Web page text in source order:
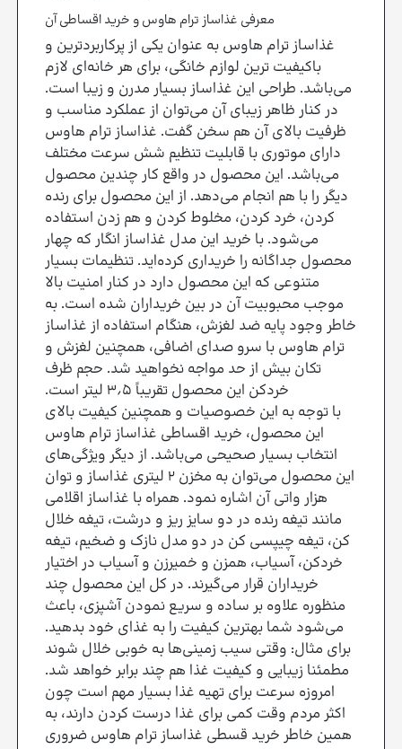
معرفی غذاساز ترام هاوس و خرید اقساطی آن
غذاساز ترام هاوس به عنوان یکی از پرکاربردترین و
باکیفیت ترین لوازم خانگی، برای هر خانه‌ای لازم
می‌باشد. طراحی این غذاساز بسیار مدرن و زیبا است.
در کنار ظاهر زیبای آن می‌توان از عملکرد مناسب و
ظرفیت بالای آن هم سخن گفت. غذاساز ترام هاوس
دارای موتوری با قابلیت تنظیم شش سرعت مختلف
می‌باشد. این محصول در واقع کار چندین محصول
دیگر را با هم انجام می‌دهد. از این محصول برای رنده
کردن، خرد کردن، مخلوط کردن و هم زدن استفاده
می‌شود. با خرید این مدل غذاساز انگار که چهار
محصول جداگانه را خریداری کرده‌اید. تنظیمات بسیار
متنوعی که این محصول دارد در کنار امنیت بالا
موجب محبوبیت آن در بین خریداران شده است. به
خاطر وجود پایه ضد لغزش، هنگام استفاده از غذاساز
ترام هاوس با سرو صدای اضافی، همچنین لغزش و
تکان بیش از حد مواجه نخواهید شد. حجم ظرف
خردکن این محصول تقریباً ۳٫۵ لیتر است.
با توجه به این خصوصیات و همچنین کیفیت بالای
این محصول، خرید اقساطی غذاساز ترام هاوس
انتخاب بسیار صحیحی می‌باشد. از دیگر ویژگی‌های
این محصول می‌توان به مخزن ۲ لیتری غذاساز و توان
هزار واتی آن اشاره نمود. همراه با غذاساز اقلامی
مانند تیغه رنده در دو سایز ریز و درشت، تیغه خلال
کن، تیغه چیپسی کن در دو مدل نازک و ضخیم، تیغه
خردکن، آسیاب، همزن و خمیرزن و آسیاب در اختیار
خریداران قرار می‌گیرند. در کل این محصول چند
منظوره علاوه بر ساده و سریع نمودن آشپزی، باعث
می‌شود شما بهترین کیفیت را به غذای خود بدهید.
برای مثال: وقتی سیب زمینی‌ها به خوبی خلال شوند
مطمئنا زیبایی و کیفیت غذا هم چند برابر خواهد شد.
امروزه سرعت برای تهیه غذا بسیار مهم است چون
اکثر مردم وقت کمی برای غذا درست کردن دارند، به
همین خاطر خرید قسطی غذاساز ترام هاوس ضروری